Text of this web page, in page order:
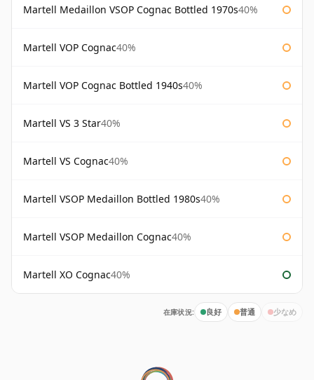
Martell Medaillon VSOP Cognac Bottled 1970s40%
Martell VOP Cognac40%
Martell VOP Cognac Bottled 1940s40%
Martell VS 3 Star40%
Martell VS Cognac40%
Martell VSOP Medaillon Bottled 1980s40%
Martell VSOP Medaillon Cognac40%
Martell XO Cognac40%
在庫状況: 良好 普通 少なめ